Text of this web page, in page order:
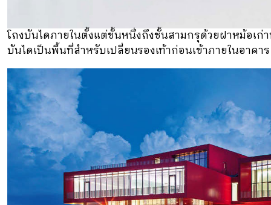
โถงบันไดภายในตั้งแต่ชั้นหนึ่งถึงชั้นสามกรุด้วยฝาหม้อเก่
บันไดเป็นพื้นที่สำหรับเปลี่ยนรองเท้าก่อนเข้าภายในอาคาร